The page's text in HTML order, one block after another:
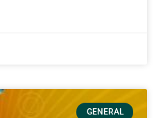
GENERAL